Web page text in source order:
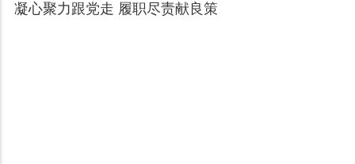
凝心聚力跟党走 履职尽责献良策